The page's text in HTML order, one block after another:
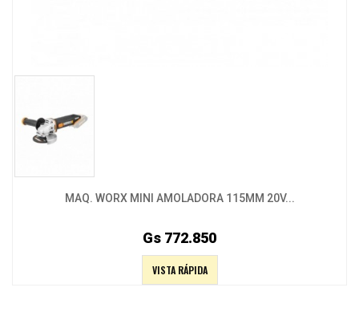
MAQ. WORX MINI AMOLADORA 115MM 20V...
Gs 772.850
VISTA RÁPIDA